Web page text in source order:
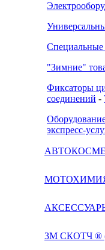
Специальные
"Зимние"
Фиксаторы
соединений -
экспресс-
3М СКОТЧ ®